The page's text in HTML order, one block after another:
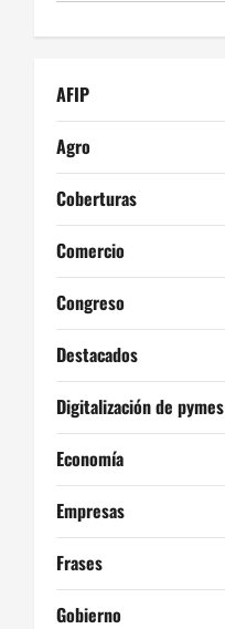
AFIP
Agro
Coberturas
Comercio
Congreso
Destacados
Digitalización de pymes
Economía
Empresas
Frases
Gobierno